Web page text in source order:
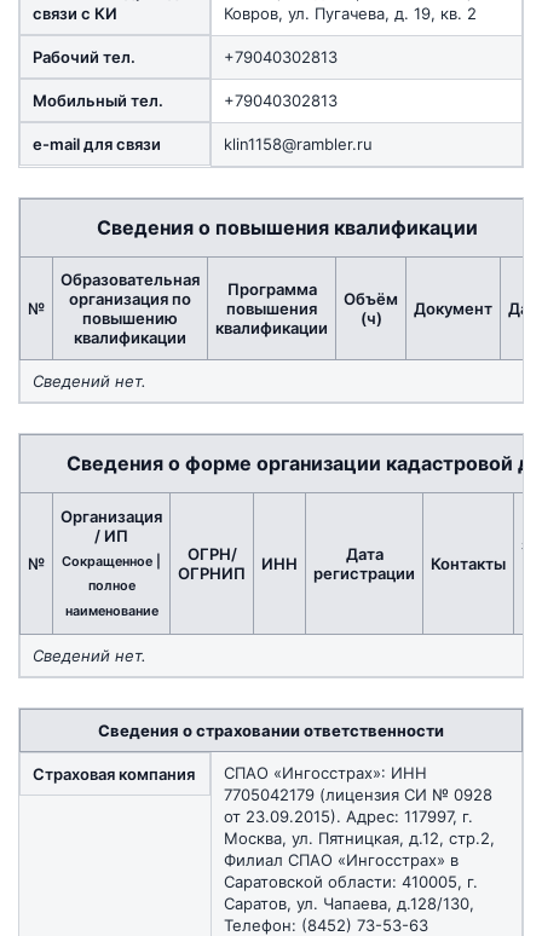
связи с КИ
Ковров, ул. Пугачева, д. 19, кв. 2
Рабочий тел. +79040302813
Мобильный тел. +79040302813
e-mail для связи klin1158@rambler.ru
Сведения о повышения квалификации
№
Образовательная
организация по
повышению
квалификации
Программа
повышения
квалификации
Объём
(ч)
Документ
Сведений нет.
Сведения о форме организации кадастровой
№
Организация
/ ИП
Сокращенное |
полное
наименование
ОГРН/
ОГРНИП
ИНН
Дата
регистрации
Контакты
Сведений нет.
Сведения о страховании ответственности
Страховая компания
СПАО «Ингосстрах»: ИНН
7705042179 (лицензия СИ № 0928
от 23.09.2015). Адрес: 117997, г.
Москва, ул. Пятницкая, д.12, стр.2,
Филиал СПАО «Ингосстрах» в
Саратовской области: 410005, г.
Саратов, ул. Чапаева, д.128/130,
Телефон: (8452) 73-53-63